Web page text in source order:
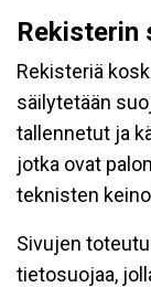
Rekisterin
Rekisteriä
säilytetään
tallennetut ja
jotka ovat
teknisten
Sivujen
tietosuojaa,